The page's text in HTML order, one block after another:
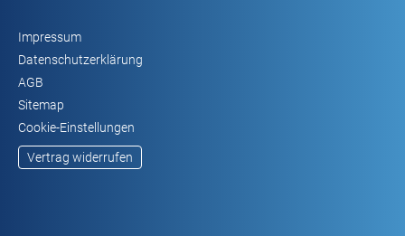
Impressum
Datenschutzerklärung
AGB
Sitemap
Cookie-Einstellungen
Vertrag widerrufen